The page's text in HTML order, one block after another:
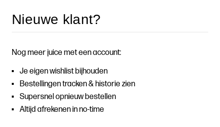
Nieuwe klant?
Nog meer juice met een account:
Je eigen wishlist bijhouden
Bestellingen tracken & historie zien
Supersnel opnieuw bestellen
Altijd afrekenen in no-time